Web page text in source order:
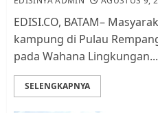
3
Kader
EDISI.CO, BATAM–
kampung di Pulau
pada Wahana Lingkungan...
SELENGKAPNYA